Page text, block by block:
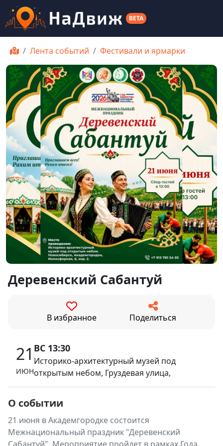
BETA
Лента событий Фестивали и ярмарки
Деревенский Сабантуй
В избранное Поделиться
21
ИЮН
ВС 13:30
Историко-архитектурный музей под
открытым небом, Груздевая улица,
О событии
21 июня в Академгородке состоится
Межнациональный праздник "Деревенский